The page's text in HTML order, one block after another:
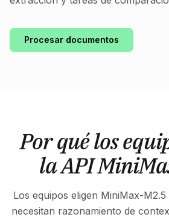
Procesar documentos
Por qué los
la API
Los equipos eligen MiniMax-
necesitan razonamiento de